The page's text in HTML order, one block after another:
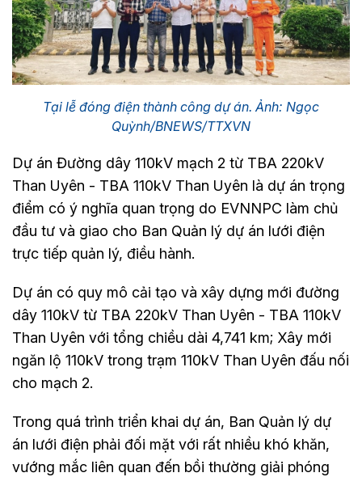
Tại lễ đóng điện thành công dự án. Ảnh: Ngọc
Quỳnh/BNEWS/TTXVN
Dự án Đường dây 110kV mạch 2 từ TBA 220kV
Than Uyên - TBA 110kV Than Uyên là dự án trọng
điểm có ý nghĩa quan trọng do EVNNPC làm chủ
đầu tư và giao cho Ban Quản lý dự án lưới điện
trực tiếp quản lý, điều hành.
Dự án có quy mô cải tạo và xây dựng mới đường
dây 110kV từ TBA 220kV Than Uyên - TBA 110kV
Than Uyên với tổng chiều dài 4,741 km; Xây mới
ngăn lộ 110kV trong trạm 110kV Than Uyên đấu nối
cho mạch 2.
Trong quá trình triển khai dự án, Ban Quản lý dự
án lưới điện phải đối mặt với rất nhiều khó khăn,
vướng mắc liên quan đến bồi thường giải phóng